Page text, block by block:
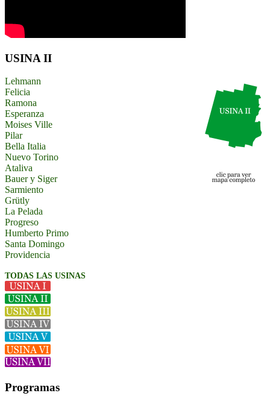
USINA II
Lehmann
Felicia
Ramona
Esperanza
Moises Ville
Pilar
Bella Italia
Nuevo Torino
Ataliva
Bauer y Siger
Sarmiento
Grütly
La Pelada
Progreso
Humberto Primo
Santa Domingo
Providencia
TODAS LAS USINAS
Programas